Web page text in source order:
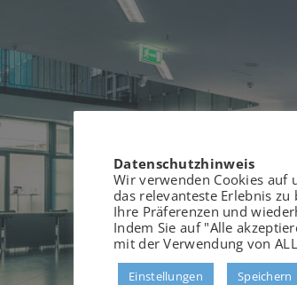
Datenschutzhinweis
Wir verwenden Cookies auf
das relevanteste Erlebnis
Ihre Präferenzen und
Indem Sie auf "Alle
mit der Verwendung von
Einstellungen Speichern